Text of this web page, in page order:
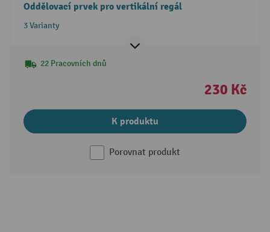
Oddělovací prvek pro vertikální regál
3 Varianty
22 Pracovních dnů
230 Kč
K produktu
Porovnat produkt